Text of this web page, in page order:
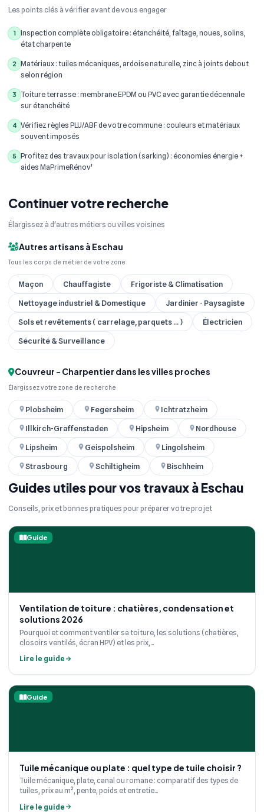
Les points clés à vérifier avant de vous engager
1
Inspection complète obligatoire : étanchéité, faîtage, noues, solins,
état charpente
2
Matériaux : tuiles mécaniques, ardoise naturelle, zinc à joints debout
selon région
3
Toiture terrasse : membrane EPDM ou PVC avec garantie décennale
sur étanchéité
4 Vérifiez règles PLU/ABF de votre commune : couleurs et matériaux
souvent imposés
5
Profitez des travaux pour isolation (sarking) : économies énergie +
aides MaPrimeRénov'
Continuer votre recherche
Élargissez à d'autres métiers ou villes voisines
Autres artisans à Eschau
Tous les corps de métier de votre zone
Maçon Chauffagiste
Frigoriste & Climatisation
Nettoyage industriel & Domestique
Jardinier - Paysagiste
Sols et revêtements ( carrelage, parquets ... )
Électricien
Sécurité & Surveillance
Couvreur - Charpentier dans les villes proches
Élargissez votre zone de recherche
Plobsheim Fegersheim
Ichtratzheim
Illkirch-Graffenstaden
Hipsheim
Nordhouse
Lipsheim
Geispolsheim
Lingolsheim
Strasbourg
Schiltigheim Bischheim
Guides utiles pour vos travaux à Eschau
Conseils, prix et bonnes pratiques pour préparer votre projet
Guide
Ventilation de toiture : chatières, condensation et
solutions 2026
Pourquoi et comment ventiler sa toiture, les solutions (chatières,
closoirs ventilés, écran HPV) et les prix,...
Lire le guide
Guide
Tuile mécanique ou plate : quel type de tuile choisir ?
Tuile mécanique, plate, canal ou romane : comparatif des types de
tuiles, prix au m², pente, poids et entretie...
Lire le guide